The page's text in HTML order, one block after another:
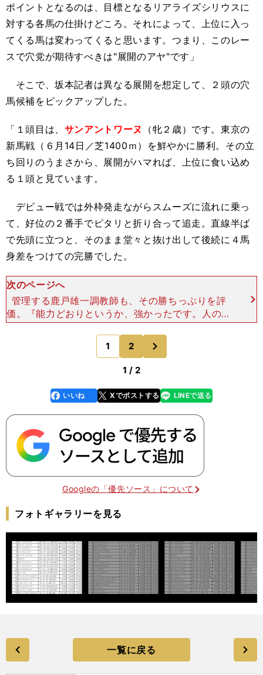
ポイントとなるのは、目標となるリアライズシリウスに
対する各馬の仕掛けどころ。それによって、上位に入っ
てくる馬は変わってくると思います。つまり、このレー
スで穴党が期待すべきは"展開のアヤ"です」
そこで、坂本記者は異なる展開を想定して、２頭の穴
馬候補をピックアップした。
「１頭目は、 サンアントワーヌ
（牝２歳）です。東京の
新馬戦（６月14日／芝1400ｍ）を鮮やかに勝利。その立
ち回りのうまさから、展開がハマれば、上位に食い込め
る１頭と見ています。
デビュー戦では外枠発走ながらスムーズに流れに乗っ
て、好位の２番手でピタリと折り合って追走。直線半ば
で先頭に立つと、そのまま堂々と抜け出して後続に４馬
身差をつけての完勝でした。
次のページへ
管理する鹿戸雄一調教師も、その勝ちっぷりを評
価。『能力どおりというか、強かったです。人の言
うことをちゃんと聞けるし、走ることにも前向き』
と、操作性の高さなどを同馬の強みとして挙げてい
ました。 母サン
1 2
1 / 2
faceboo
k
いいね Xでポストする
line LINEで送る
Googleの「優先ソース」について
フォトギャラリーを見る
一覧に戻る